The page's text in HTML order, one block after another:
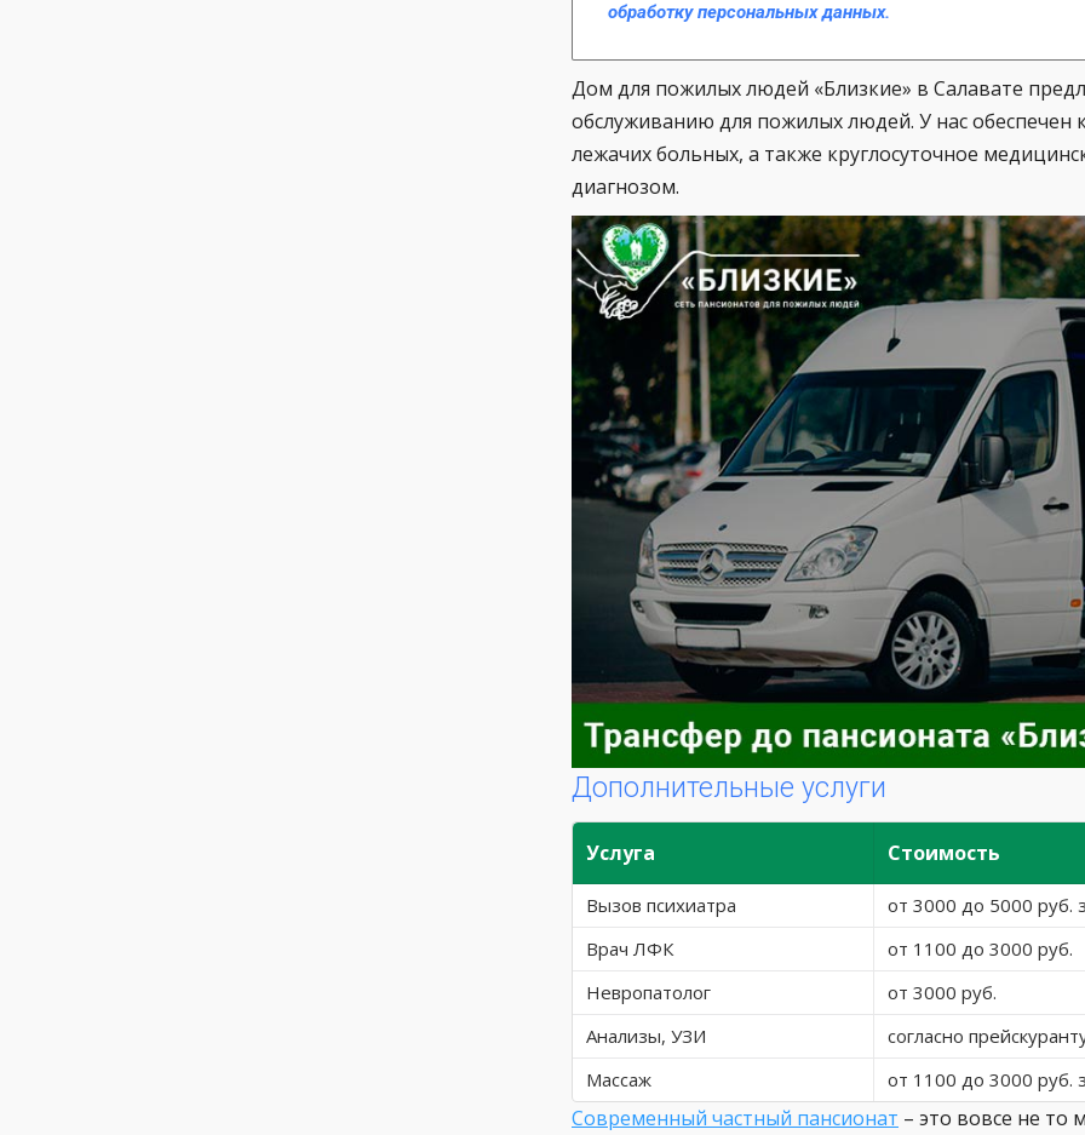
обработку персональных данных.
Дом для пожилых людей «Близкие» в Салавате
обслуживанию для пожилых людей. У нас обеспечен
лежачих больных, а также круглосуточное
диагнозом.
Дополнительные услуги
Услуга Стоимость
Вызов психиатра
от 3000 до 5000 руб.
Врач ЛФК
от 1100 до 3000 руб.
Невропатолог
от 3000 руб.
Анализы, УЗИ
согласно
Массаж
от 1100 до 3000 руб.
Современный частный пансионат – это вовсе не то